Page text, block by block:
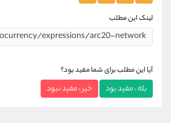
لینک این مطلب
آیا این مطلب برای شما مفید بود؟
بله ، مفید بود خیر ، مفید نبود